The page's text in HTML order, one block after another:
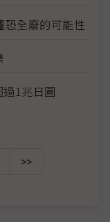
恐全廢的可能性
1兆日圓
>>